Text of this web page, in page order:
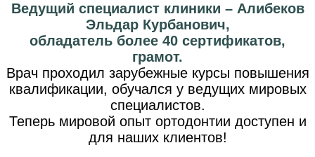
Ведущий специалист клиники – Алибеков
Эльдар Курбанович,
обладатель более 40 сертификатов,
грамот.
Врач проходил зарубежные курсы повышения
квалификации, обучался у ведущих мировых
специалистов.
Теперь мировой опыт ортодонтии доступен и
для наших клиентов!